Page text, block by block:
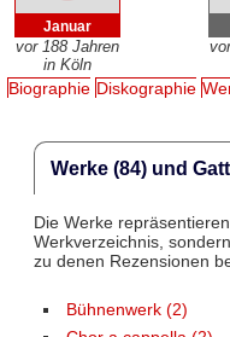
Januar
vor 188 Jahren
in Köln
Biographie Diskographie
Werke (84) und
Die Werke
Werkverzeichnis,
zu denen Rezensionen
Bühnenwerk (2)